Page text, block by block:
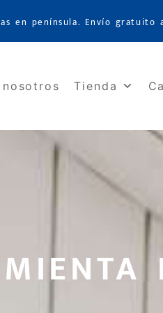
en península. Envío gratuito
Tienda